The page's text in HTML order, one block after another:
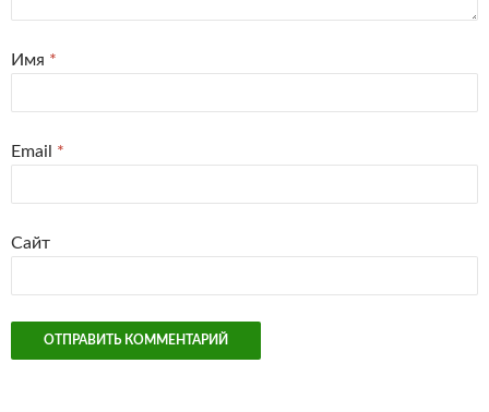
Имя *
Email *
Сайт